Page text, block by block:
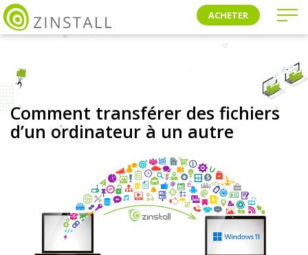
ACHETER
Comment transférer des fichiers
d’un ordinateur à un autre